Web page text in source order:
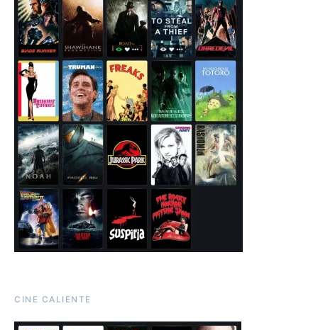
CINE CALIENTE